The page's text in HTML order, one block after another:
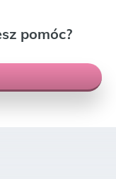
pomóc?